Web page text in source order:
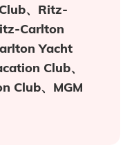
、Ritz-
Carlton
Yacht
Club、
Club、MGM